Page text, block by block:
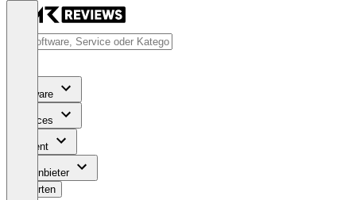
Software
Services
Content
Für Anbieter
Bewerten